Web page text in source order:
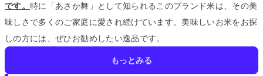
です。特に「あさか舞」として知られるこのブランド米は、その美
味しさで多くのご家庭に愛され続けています。 美味しいお米をお探
しの方には、ぜひお勧めしたい逸品です。
もっとみる